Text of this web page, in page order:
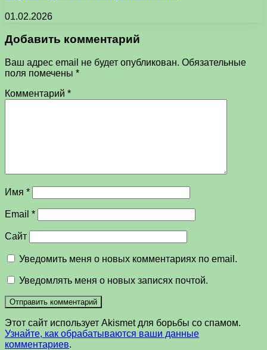
01.02.2026
Добавить комментарий
Ваш адрес email не будет опубликован. Обязательные
поля помечены *
Комментарий *
Имя *
Email *
Сайт
Уведомить меня о новых комментариях по email.
Уведомлять меня о новых записях почтой.
Этот сайт использует Akismet для борьбы со спамом.
Узнайте, как обрабатываются ваши данные
комментариев.